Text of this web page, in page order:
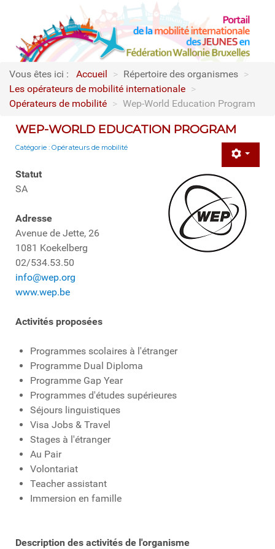
Vous êtes ici : Accueil > Répertoire des organismes >
Les opérateurs de mobilité internationale >
Opérateurs de mobilité > Wep-World Education Program
WEP-WORLD EDUCATION PROGRAM
Catégorie : Opérateurs de mobilité
Statut
SA
Adresse
Avenue de Jette, 26
1081 Koekelberg
02/534.53.50
info@wep.org
www.wep.be
Activités proposées
Programmes scolaires à l'étranger
Programme Dual Diploma
Programme Gap Year
Programmes d'études supérieures
Séjours linguistiques
Visa Jobs & Travel
Stages à l'étranger
Au Pair
Volontariat
Teacher assistant
Immersion en famille
Description des activités de l'organisme